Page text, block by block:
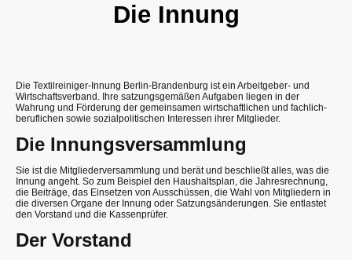
Die Innung
Die Textilreiniger-Innung Berlin-Brandenburg ist ein Arbeitgeber- und
Wirtschaftsverband. Ihre satzungsgemäßen Aufgaben liegen in der
Wahrung und Förderung der gemeinsamen wirtschaftlichen und fachlich-
beruflichen sowie sozialpolitischen Interessen ihrer Mitglieder.
Die Innungsversammlung
Sie ist die Mitgliederversammlung und berät und beschließt alles, was die
Innung angeht. So zum Beispiel den Haushaltsplan, die Jahresrechnung,
die Beiträge, das Einsetzen von Ausschüssen, die Wahl von Mitgliedern in
die diversen Organe der Innung oder Satzungsänderungen. Sie entlastet
den Vorstand und die Kassenprüfer.
Der Vorstand